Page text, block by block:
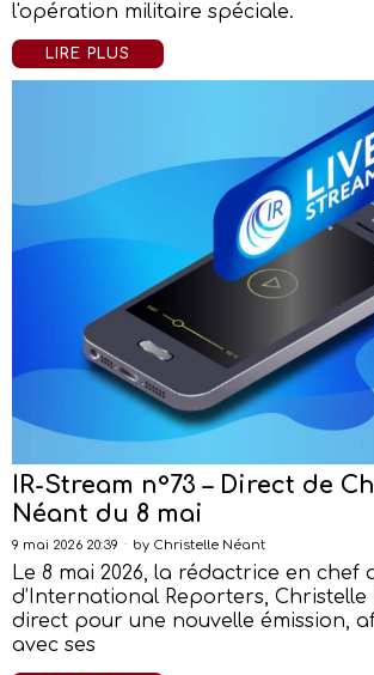
l'opération militaire spéciale.
LIRE PLUS
IR-Stream n°73 – Direct de
Néant du 8 mai
9 mai 2026 20:39 by Christelle Néant
Le 8 mai 2026, la rédactrice en chef
d’International Reporters,
direct pour une nouvelle émission,
avec ses